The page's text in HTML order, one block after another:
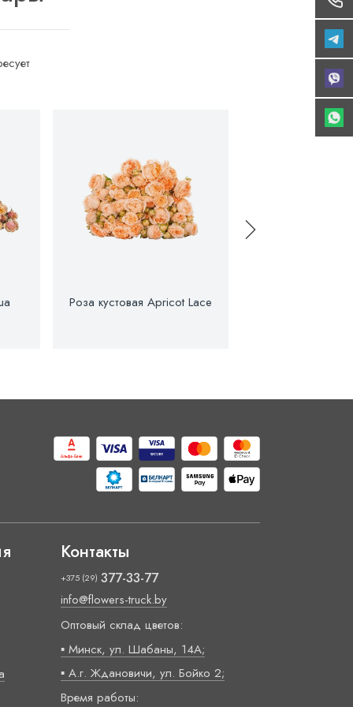
Роза кустовая Apricot Lace
Контакты
+375 (29) 377-33-77
info@flowers-truck.by
Оптовый склад цветов:
▪ Минск, ул. Шабаны, 14А;
▪ А.г. Ждановичи, ул. Бойко 2;
Время работы: